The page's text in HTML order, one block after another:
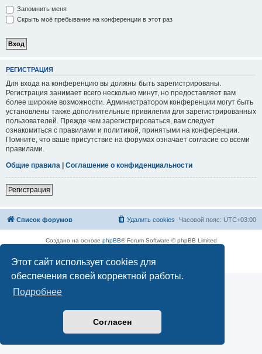
Этот сайт использует cookies для
обеспечения своей корректной работы.
Подробнее
Согласен
Запомнить меня
Скрыть моё пребывание на конференции в этот раз
РЕГИСТРАЦИЯ
Для входа на конференцию вы должны быть зарегистрированы.
Регистрация занимает всего несколько минут, но предоставляет вам
более широкие возможности. Администратором конференции могут быть
установлены также дополнительные привилегии для зарегистрированных
пользователей. Прежде чем зарегистрироваться, вам следует
ознакомиться с правилами и политикой, принятыми на конференции.
Помните, что ваше присутствие на форумах означает согласие со всеми
правилами.
Общие правила | Соглашение о конфиденциальности
Регистрация
Список форумов Часовой пояс: UTC+03:00
Удалить cookies
Создано на основе phpBB® Forum Software © phpBB Limited
Конфиденциальность|Правила